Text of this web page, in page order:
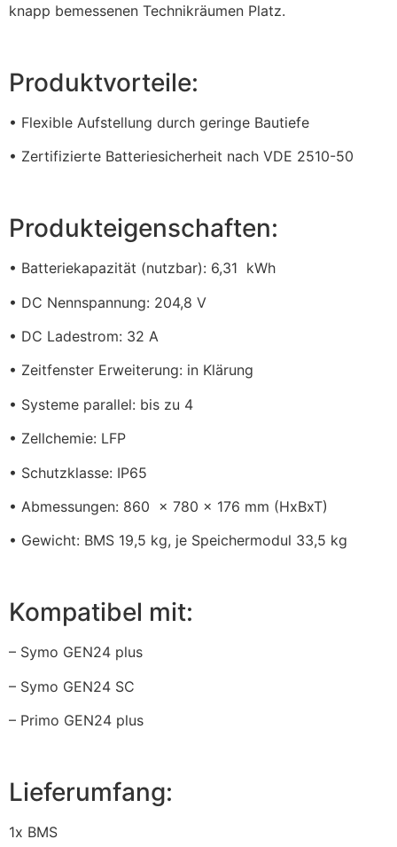
knapp bemessenen Technikräumen Platz.
Produktvorteile:
• Flexible Aufstellung durch geringe Bautiefe
• Zertifizierte Batteriesicherheit nach VDE 2510-50
Produkteigenschaften:
• Batteriekapazität (nutzbar): 6,31 kWh
• DC Nennspannung: 204,8 V
• DC Ladestrom: 32 A
• Zeitfenster Erweiterung: in Klärung
• Systeme parallel: bis zu 4
• Zellchemie: LFP
• Schutzklasse: IP65
• Abmessungen: 860 x 780 x 176 mm (HxBxT)
• Gewicht: BMS 19,5 kg, je Speichermodul 33,5 kg
Kompatibel mit:
– Symo GEN24 plus
– Symo GEN24 SC
– Primo GEN24 plus
Lieferumfang:
1x BMS